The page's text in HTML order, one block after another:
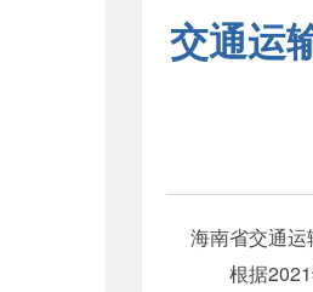
交通运
海南省交通运
根据2021